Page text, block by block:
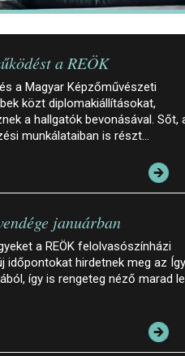
a REÖK
a Magyar Képzőművészeti
közt diplomakiállításokat,
a hallgatók bevonásával. Sőt,
munkálataiban is részt…
januárban
a REÖK felolvasószínházi
időpontokat hirdetnek meg az Így
így is rengeteg néző marad le